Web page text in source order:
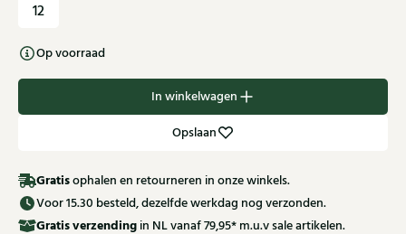
12
Op voorraad
In winkelwagen
Opslaan
Gratisophalen en retourneren in onze winkels.
Voor 15.30 besteld, dezelfde werkdag nog verzonden.
Gratisverzending in NL vanaf 79,95* m.u.v sale artikelen.